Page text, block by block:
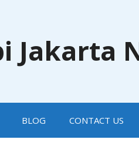
Jakarta
BLOG CONTACT US